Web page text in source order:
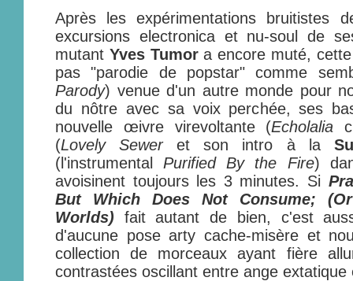
Après les expérimentations bruitistes
excursions electronica et nu-soul de
mutant Yves Tumora encore muté,
pas "parodie de popstar" comme
Parody) venue d'un autre monde pour
du nôtre avec sa voix perchée, ses
nouvelle œivre virevoltante (Echolalia
(Lovely Seweret son intro à la
(l'instrumental Purified By the Fire)
avoisinent toujours les 3 minutes. Si
But Which Does Not Consume;
Worlds) fait autant de bien, c'est
d'aucune pose arty cache-misère et
collection de morceaux ayant fière
contrastées oscillant entre ange